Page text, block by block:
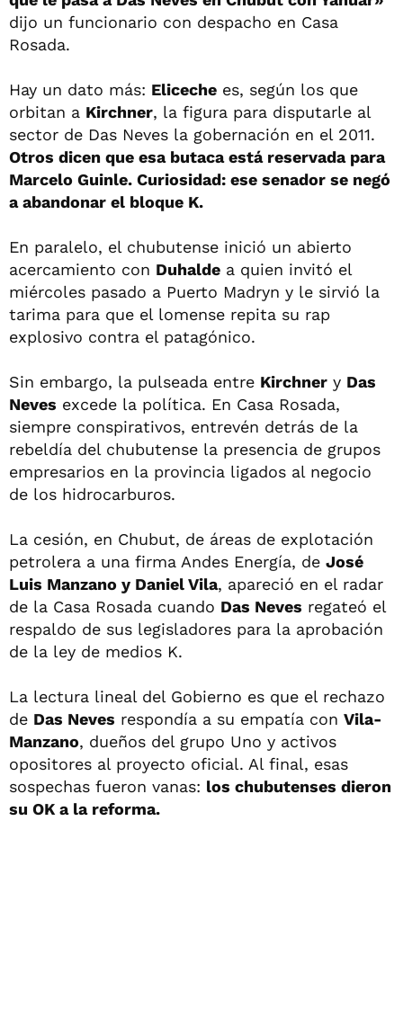
dijo un funcionario con despacho en Casa
Rosada.
Hay un dato más: Eliceche es, según los que
orbitan a Kirchner, la figura para disputarle al
sector de Das Neves la gobernación en el 2011.
Otros dicen que esa butaca está reservada para
Marcelo Guinle. Curiosidad: ese senador se negó
a abandonar el bloque K.
En paralelo, el chubutense inició un abierto
acercamiento con Duhalde a quien invitó el
miércoles pasado a Puerto Madryn y le sirvió la
tarima para que el lomense repita su rap
explosivo contra el patagónico.
Sin embargo, la pulseada entre Kirchner y Das
Neves excede la política. En Casa Rosada,
siempre conspirativos, entrevén detrás de la
rebeldía del chubutense la presencia de grupos
empresarios en la provincia ligados al negocio
de los hidrocarburos.
La cesión, en Chubut, de áreas de explotación
petrolera a una firma Andes Energía, de José
Luis Manzano y Daniel Vila, apareció en el radar
de la Casa Rosada cuando Das Neves regateó el
respaldo de sus legisladores para la aprobación
de la ley de medios K.
La lectura lineal del Gobierno es que el rechazo
de Das Neves respondía a su empatía con Vila-
Manzano, dueños del grupo Uno y activos
opositores al proyecto oficial. Al final, esas
sospechas fueron vanas: los chubutenses dieron
su OK a la reforma.